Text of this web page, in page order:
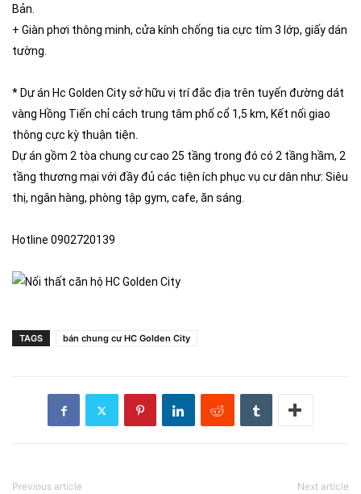
Bản.
+ Giàn phơi thông minh, cửa kính chống tia cực tím 3 lớp, giấy dán
tường.
* Dự án Hc Golden City sở hữu vị trí đắc địa trên tuyến đường dát
vàng Hồng Tiến chỉ cách trung tâm phố cổ 1,5 km, Kết nối giao
thông cực kỳ thuận tiện.
Dự án gồm 2 tòa chung cư cao 25 tầng trong đó có 2 tầng hầm, 2
tầng thương mại với đầy đủ các tiện ích phục vụ cư dân như: Siêu
thị, ngân hàng, phòng tập gym, cafe, ăn sáng.
Hotline 0902720139
TAGS bán chung cư HC Golden City
Previous article Next article